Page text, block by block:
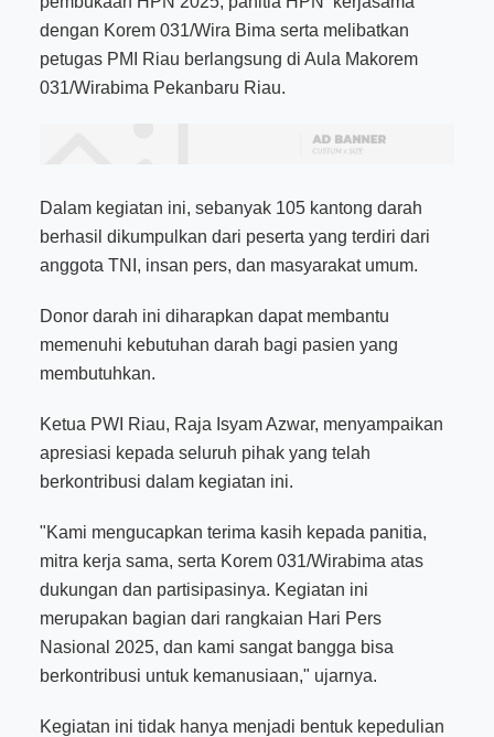
dengan Korem 031/Wira Bima serta melibatkan
petugas PMI Riau berlangsung di Aula Makorem
031/Wirabima Pekanbaru Riau.
Dalam kegiatan ini, sebanyak 105 kantong darah
berhasil dikumpulkan dari peserta yang terdiri dari
anggota TNI, insan pers, dan masyarakat umum.
Donor darah ini diharapkan dapat membantu
memenuhi kebutuhan darah bagi pasien yang
membutuhkan.
Ketua PWI Riau, Raja Isyam Azwar, menyampaikan
apresiasi kepada seluruh pihak yang telah
berkontribusi dalam kegiatan ini.
"Kami mengucapkan terima kasih kepada panitia,
mitra kerja sama, serta Korem 031/Wirabima atas
dukungan dan partisipasinya. Kegiatan ini
merupakan bagian dari rangkaian Hari Pers
Nasional 2025, dan kami sangat bangga bisa
berkontribusi untuk kemanusiaan," ujarnya.
Kegiatan ini tidak hanya menjadi bentuk kepedulian